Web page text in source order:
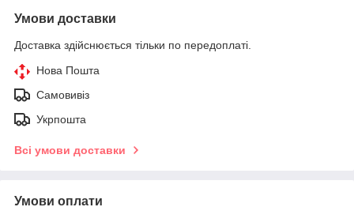
Умови доставки
Доставка здійснюється тільки по передоплаті.
Нова Пошта
Самовивіз
Укрпошта
Всі умови доставки
Умови оплати